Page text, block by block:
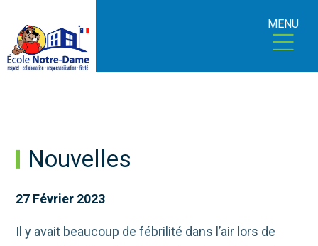
MENU
Nouvelles
27 Février 2023
Il y avait beaucoup de fébrilité dans l’air lors de